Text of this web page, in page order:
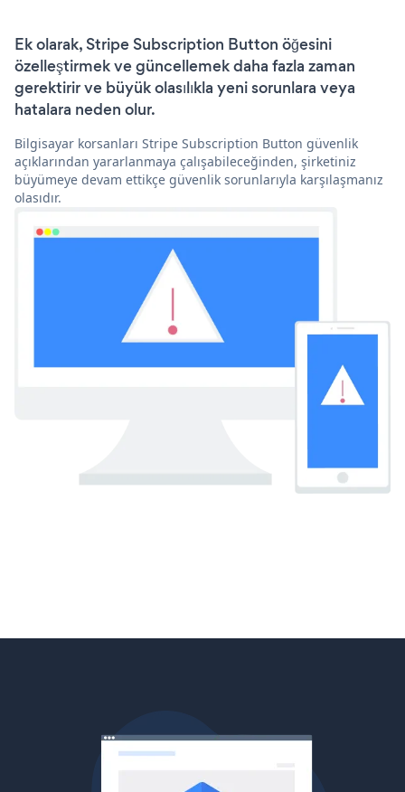
Ek olarak, Stripe Subscription Button öğesini
özelleştirmek ve güncellemek daha fazla zaman
gerektirir ve büyük olasılıkla yeni sorunlara veya
hatalara neden olur.
Bilgisayar korsanları Stripe Subscription Button güvenlik
açıklarından yararlanmaya çalışabileceğinden, şirketiniz
büyümeye devam ettikçe güvenlik sorunlarıyla karşılaşmanız
olasıdır.